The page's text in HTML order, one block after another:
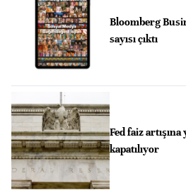
Bloomberg
sayısı çıktı
Fed faiz
kapatılıyor